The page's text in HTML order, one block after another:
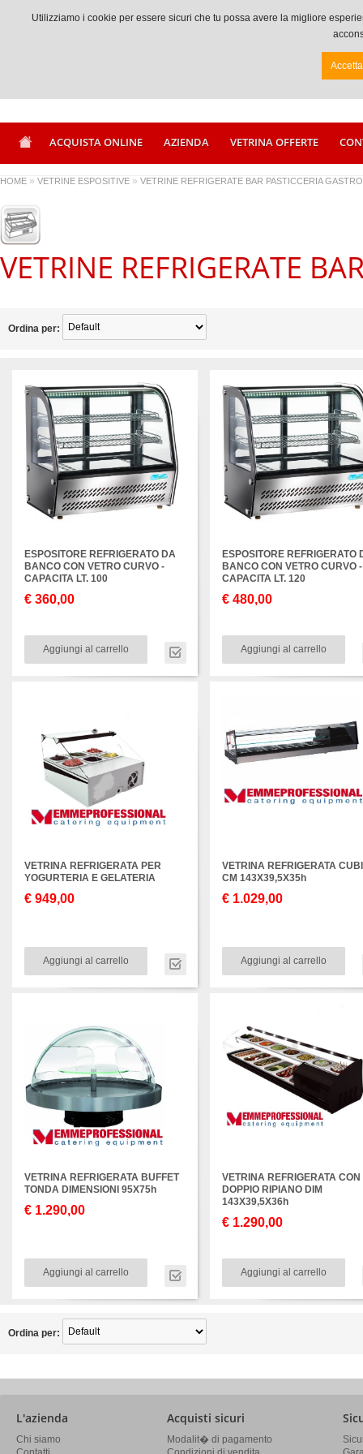
Chiamaci +39 0833917056
ACQUISTA ONLINE AZIENDA VETRINA OFFERTE
HOME » VETRINE ESPOSITIVE » VETRINE REFRIGERATE BAR PASTICCERIA
VETRINE REFRIGERATE
Ordina per:
ESPOSITORE REFRIGERATO DA
BANCO CON VETRO CURVO -
CAPACITA LT. 100
€ 360,00
Aggiungi al carrello
ESPOSITORE REFRIGERATO
BANCO CON VETRO CURVO -
CAPACITA LT. 120
€ 480,00
Aggiungi al carrello
VETRINA REFRIGERATA PER
YOGURTERIA E GELATERIA
€ 949,00
Aggiungi al carrello
VETRINA REFRIGERATA
CM 143X39,5X35h
€ 1.029,00
Aggiungi al carrello
VETRINA REFRIGERATA BUFFET
TONDA DIMENSIONI 95X75h
€ 1.290,00
Aggiungi al carrello
VETRINA REFRIGERATA CON
DOPPIO RIPIANO DIM
143X39,5X36h
€ 1.290,00
Aggiungi al carrello
Ordina per:
L'azienda
Chi siamo
Acquisti sicuri
Modalit� di pagamento
Utilizziamo i cookie per essere sicuri che tu possa avere la migliore
Accetta